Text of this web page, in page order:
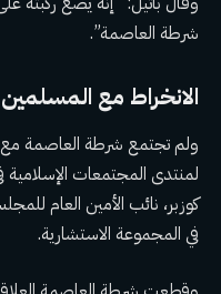
شرطة العاصمة”.
الانخراط مع المسلمين
ولم تجتمع شرطة العاصمة مع
لمنتدى المجتمعات
كوزبر، نائب الأمين العام
في المجموعة الاستشارية.